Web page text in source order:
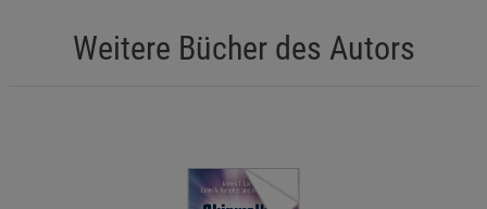
Weitere Bücher des Autors